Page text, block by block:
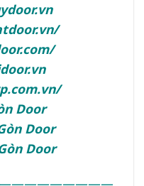
Door
Door
Door